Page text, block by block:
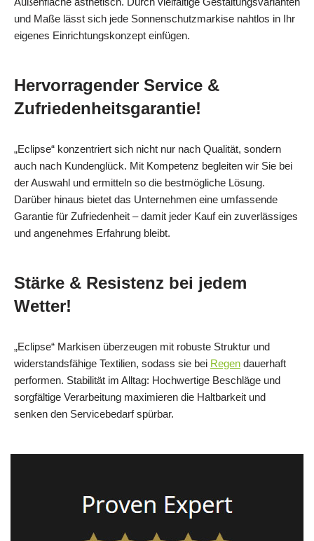
und Maße lässt sich jede Sonnenschutzmarkise nahtlos in Ihr
eigenes Einrichtungskonzept einfügen.
Hervorragender Service &
Zufriedenheitsgarantie!
„Eclipse“ konzentriert sich nicht nur nach Qualität, sondern
auch nach Kundenglück. Mit Kompetenz begleiten wir Sie bei
der Auswahl und ermitteln so die bestmögliche Lösung.
Darüber hinaus bietet das Unternehmen eine umfassende
Garantie für Zufriedenheit – damit jeder Kauf ein zuverlässiges
und angenehmes Erfahrung bleibt.
Stärke & Resistenz bei jedem
Wetter!
„Eclipse“ Markisen überzeugen mit robuste Struktur und
widerstandsfähige Textilien, sodass sie bei Regen dauerhaft
performen. Stabilität im Alltag: Hochwertige Beschläge und
sorgfältige Verarbeitung maximieren die Haltbarkeit und
senken den Servicebedarf spürbar.